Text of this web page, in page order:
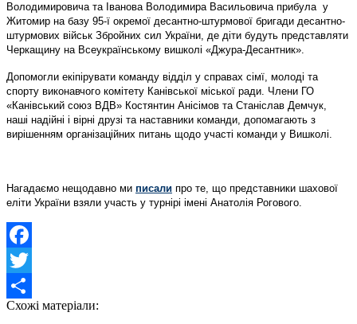
Володимировича та Іванова Володимира Васильовича прибула у
Житомир на базу 95-ї окремої десантно-штурмової бригади десантно-
штурмових військ Збройних сил України, де діти будуть представляти
Черкащину на Всеукраїнському вишколі «Джура-Десантник».
Допомогли екіпірувати команду відділ у справах сімї, молоді та
спорту виконавчого комітету Канівської міської ради. Члени ГО
«Канівський союз ВДВ» Костянтин Анісімов та Станіслав Демчук,
наші надійні і вірні друзі та наставники команди, допомагають з
вирішенням організаційних питань щодо участі команди у Вишколі.
Нагадаємо нещодавно ми писали про те, що представники шахової
еліти України взяли участь у турнірі імені Анатолія Рогового.
Facebook
Twitter
Share
Схожі матеріали: